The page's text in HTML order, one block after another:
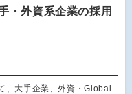
・外資系企業の採用
、大手企業、外資・Global